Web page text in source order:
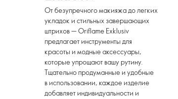
От безупречного макияжа до легких
укладок и стильных завершающих
штрихов — Oriflame Exklusiv
предлагает инструменты для
красоты и модные аксессуары,
которые упрощают вашу рутину.
Тщательно продуманные и удобные
в использовании, каждое изделие
добавляет индивидуальности и